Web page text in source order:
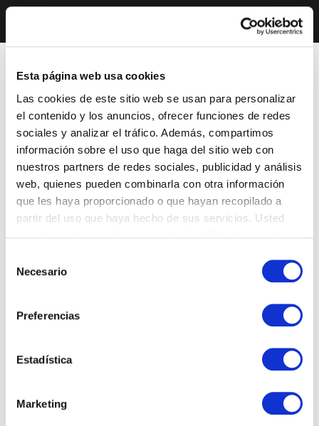
Esta página web usa cookies
Las cookies de este sitio web se usan para personalizar
el contenido y los anuncios, ofrecer funciones de redes
sociales y analizar el tráfico. Además, compartimos
información sobre el uso que haga del sitio web con
nuestros partners de redes sociales, publicidad y análisis
web, quienes pueden combinarla con otra información
que les haya proporcionado o que hayan recopilado a
partir del uso que haya hecho de sus servicios. Usted
Necesario
Preferencias
Estadística
Marketing